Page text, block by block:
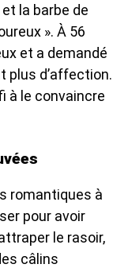
la barbe de
». À 56
et a demandé
plus d’affection.
à le convaincre
romantiques à
pour avoir
le rasoir,
câlins